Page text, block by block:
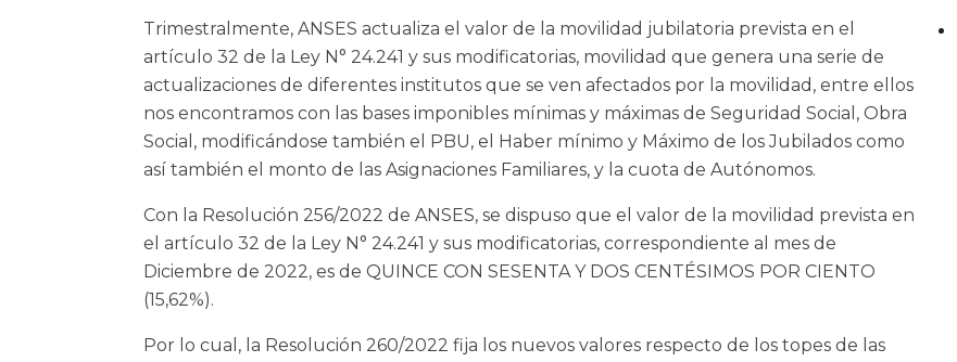
Trimestralmente, ANSES actualiza el valor de la movilidad jubilatoria prevista en el
artículo 32 de la Ley N° 24.241 y sus modificatorias, movilidad que genera una serie de
actualizaciones de diferentes institutos que se ven afectados por la movilidad, entre ellos
nos encontramos con las bases imponibles mínimas y máximas de Seguridad Social, Obra
Social, modificándose también el PBU, el Haber mínimo y Máximo de los Jubilados como
así también el monto de las Asignaciones Familiares, y la cuota de Autónomos.
Con la Resolución 256/2022 de ANSES, se dispuso que el valor de la movilidad prevista en
el artículo 32 de la Ley N° 24.241 y sus modificatorias, correspondiente al mes de
Diciembre de 2022, es de QUINCE CON SESENTA Y DOS CENTÉSIMOS POR CIENTO
(15,62%).
Por lo cual, la Resolución 260/2022 fija los nuevos valores respecto de los topes de las